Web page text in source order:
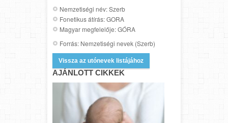
Nemzetiségi név: Szerb
Fonetikus átírás: GORA
Magyar megfelelője: GÓRA
Forrás: Nemzetiségi nevek (Szerb)
Vissza az utónevek listájához
AJÁNLOTT CIKKEK